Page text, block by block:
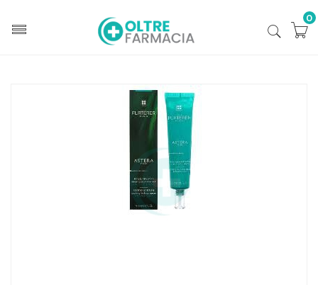
0
Rene Furterer (pierre Fabre) Astera Fresh Siero 75ml